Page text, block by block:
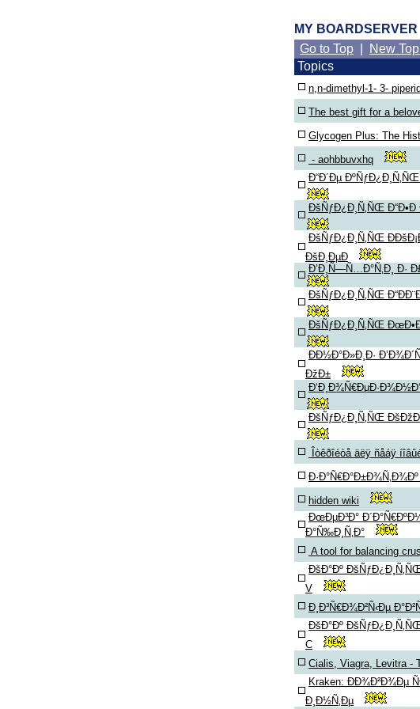
MY BOARDSERVER
Go to Top
New
Topics
n,n-dimethyl-1- 3-
The best gift for a
Glycogen Plus: The
- aohbbuvxhq
Ð“Ð´Ðµ ÐºÑƒÐ¿Ð¸Ñ‚ÑŒ
ÐšÑƒÐ¿Ð¸Ñ‚ÑŒ Ð“Ð•Ð
ÐšÑƒÐ¿Ð¸Ñ‚ÑŒ
ÐšÐ¸ÐµÐ
Ð’Ð¸Ñ—Ñ…Ð°Ñ‚Ð¸ Ð·
ÐšÑƒÐ¿Ð¸Ñ‚ÑŒ
ÐšÑƒÐ¿Ð¸Ñ‚ÑŒ
ÐÐ½Ð°Ð»Ð¸Ð·
ÐžÐ±
ÐšÑƒÐ¿Ð¸Ñ‚ÑŒ
Îòêðîéòå äëÿ ñåáÿ
Ð·Ð°Ñ€Ð°Ð±Ð¾Ñ‚Ð¾Ðº
hidden wiki
ÐœÐµÐ³Ð°
Ð°Ñ‰Ð¸Ñ‚Ð°
A tool for balancing
ÐšÐ°Ðº
V
Ð¸Ð³Ñ€Ð¾Ð²Ñ‹Ðµ
ÐšÐ°Ðº
C
Cialis, Viagra, Levitra -
Kraken: ÐÐ¾Ð²Ð¾Ðµ
Ð¸Ð½Ñ‚Ðµ